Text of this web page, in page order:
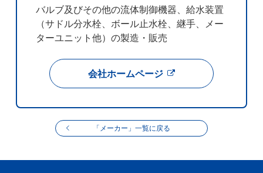
バルブ及びその他の流体制御機器、給水装置
（サドル分水栓、ボール止水栓、継手、メー
ターユニット他）の製造・販売
会社ホームページ
「メーカー」一覧に戻る